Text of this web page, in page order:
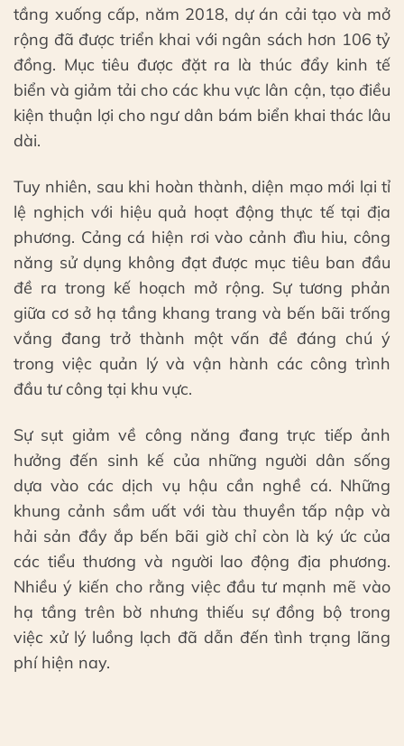
tầng xuống cấp, năm 2018, dự án cải tạo và mở
rộng đã được triển khai với ngân sách hơn 106 tỷ
đồng. Mục tiêu được đặt ra là thúc đẩy kinh tế
biển và giảm tải cho các khu vực lân cận, tạo điều
kiện thuận lợi cho ngư dân bám biển khai thác lâu
dài.
Tuy nhiên, sau khi hoàn thành, diện mạo mới lại tỉ
lệ nghịch với hiệu quả hoạt động thực tế tại địa
phương. Cảng cá hiện rơi vào cảnh đìu hiu, công
năng sử dụng không đạt được mục tiêu ban đầu
đề ra trong kế hoạch mở rộng. Sự tương phản
giữa cơ sở hạ tầng khang trang và bến bãi trống
vắng đang trở thành một vấn đề đáng chú ý
trong việc quản lý và vận hành các công trình
đầu tư công tại khu vực.
Sự sụt giảm về công năng đang trực tiếp ảnh
hưởng đến sinh kế của những người dân sống
dựa vào các dịch vụ hậu cần nghề cá. Những
khung cảnh sầm uất với tàu thuyền tấp nập và
hải sản đầy ắp bến bãi giờ chỉ còn là ký ức của
các tiểu thương và người lao động địa phương.
Nhiều ý kiến cho rằng việc đầu tư mạnh mẽ vào
hạ tầng trên bờ nhưng thiếu sự đồng bộ trong
việc xử lý luồng lạch đã dẫn đến tình trạng lãng
phí hiện nay.